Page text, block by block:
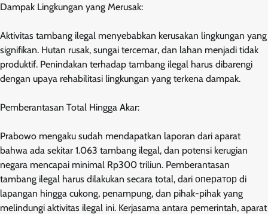
Dampak Lingkungan yang Merusak:
Aktivitas tambang ilegal menyebabkan kerusakan lingkungan yang
signifikan. Hutan rusak, sungai tercemar, dan lahan menjadi tidak
produktif. Penindakan terhadap tambang ilegal harus dibarengi
dengan upaya rehabilitasi lingkungan yang terkena dampak.
Pemberantasan Total Hingga Akar:
Prabowo mengaku sudah mendapatkan laporan dari aparat
bahwa ada sekitar 1.063 tambang ilegal, dan potensi kerugian
negara mencapai minimal Rp300 triliun. Pemberantasan
tambang ilegal harus dilakukan secara total, dari оператор di
lapangan hingga cukong, penampung, dan pihak-pihak yang
melindungi aktivitas ilegal ini. Kerjasama antara pemerintah, aparat